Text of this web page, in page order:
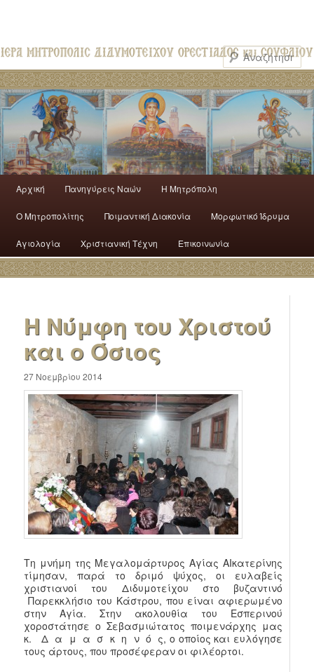
Αρχική Πανηγύρεις Ναών H Mητρόπολη
Ο Mητροπολίτης Ποιμαντική Διακονία Μορφωτικό Ίδρυμα
Αγιολογία Χριστιανική Τέχνη Επικοινωνία
H Nύμφη του Χριστού
και ο Όσιος
27 Νοεμβρίου 2014
Τη μνήμη της Μεγαλομάρτυρος Αγίας ΑΙκατερίνης
τίμησαν, παρά το δριμό ψύχος, οι ευλαβείς
χριστιανοί του Διδυμοτείχου στο βυζαντινό
Παρεκκλήσιο του Κάστρου, που είναι αφιερωμένο
στην Αγία. Στην ακολουθία του Εσπερινού
χοροστάτησε ο Σεβασμιώτατος ποιμενάρχης μας
κ. Δ α μ α σ κ η ν ό ς, ο οποίος και ευλόγησε
τους άρτους, που προσέφεραν οι φιλέορτοι.